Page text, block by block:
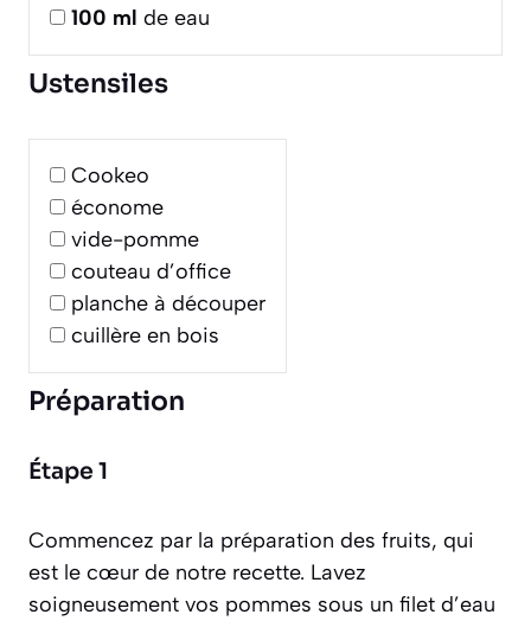
100 ml de eau
Ustensiles
Cookeo
économe
vide-pomme
couteau d’office
planche à découper
cuillère en bois
Préparation
Étape 1
Commencez par la préparation des fruits, qui
est le cœur de notre recette. Lavez
soigneusement vos pommes sous un filet d’eau